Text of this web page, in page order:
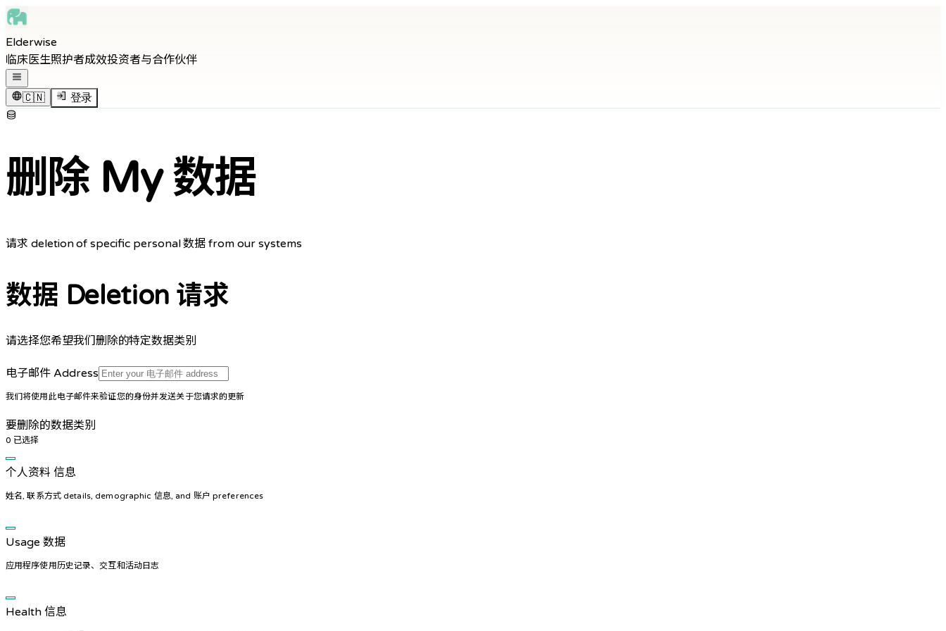
Skip to navigation
Skip to footer
Elderwise
临床医生照护者成效投资者与合作伙伴
🇨🇳
登录
删除 My 数据
请求 deletion of specific personal 数据 from our systems
数据 Deletion 请求
请选择您希望我们删除的特定数据类别
电子邮件 Address
我们将使用此电子邮件来验证您的身份并发送关于您请求的更新
要删除的数据类别
0 已选择
个人资料 信息
姓名, 联系方式 details, demographic 信息, and 账户 preferences
Usage 数据
应用程序使用历史记录、交互和活动日志
Health 信息